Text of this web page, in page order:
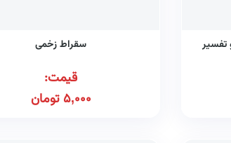
تفسیر سقراط زخمی
قیمت:
5,000 تومان